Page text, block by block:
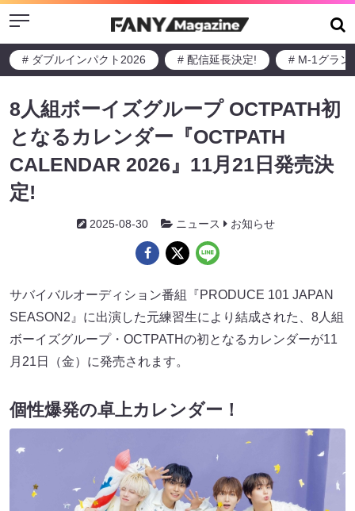
Menu
# ダブルインパクト2026 # 配信延長決定! # M-1グラン
8人組ボーイズグループ OCTPATH初
となるカレンダー『OCTPATH
CALENDAR 2026』11月21日発売決
定!
2025-08-30 ニュース お知らせ
サバイバルオーディション番組『PRODUCE 101 JAPAN
SEASON2』に出演した元練習生により結成された、8人組
ボーイズグループ・OCTPATHの初となるカレンダーが11
月21日（金）に発売されます。
個性爆発の卓上カレンダー！